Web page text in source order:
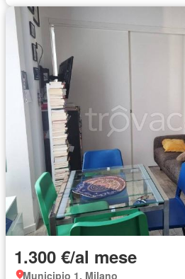
1.300 €/al mese
Municipio 1, Milano